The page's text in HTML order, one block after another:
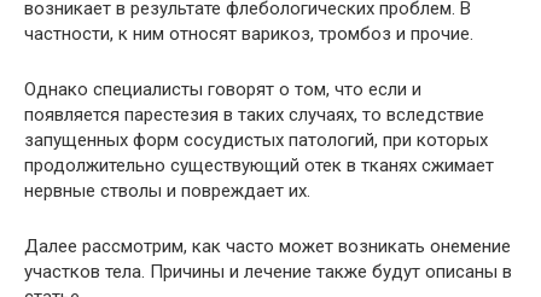
возникает в результате флебологических проблем. В
частности, к ним относят варикоз, тромбоз и прочие.
Однако специалисты говорят о том, что если и
появляется парестезия в таких случаях, то вследствие
запущенных форм сосудистых патологий, при которых
продолжительно существующий отек в тканях сжимает
нервные стволы и повреждает их.
Далее рассмотрим, как часто может возникать онемение
участков тела. Причины и лечение также будут описаны в